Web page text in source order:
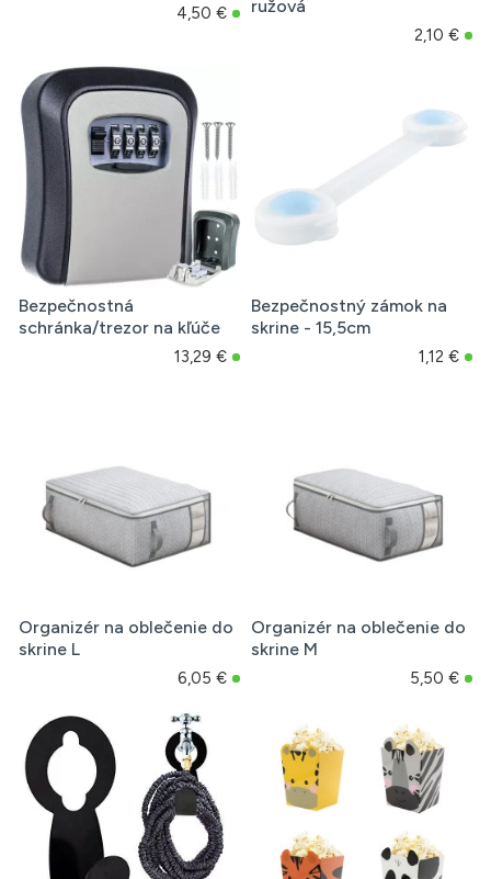
4,50 € ružová
2,10 €
Bezpečnostná
schránka/trezor na kľúče
13,29 €
Bezpečnostný zámok na
skrine - 15,5cm
1,12 €
Organizér na oblečenie do
skrine L
6,05 €
Organizér na oblečenie do
skrine M
5,50 €